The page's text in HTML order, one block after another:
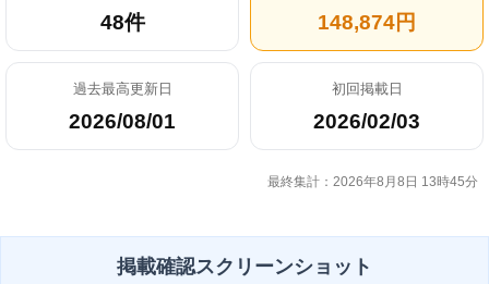
48件 148,874円
過去最高更新日
2026/08/01
初回掲載日
2026/02/03
最終集計：2026年8月8日 13時45分
掲載確認スクリーンショット